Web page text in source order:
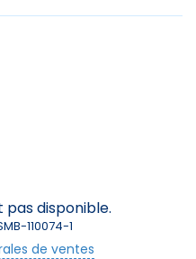
+
pas disponible.
110074-1
de ventes